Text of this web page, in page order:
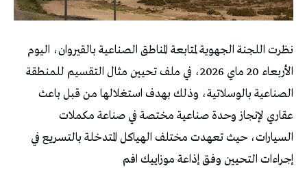
نظرت اللجنة الجهوية لمتابعة المناطق الصناعية بالقيروان، اليوم
الأربعاء 20 ماي 2026، في ملف تحيين مثال التقسيم للمنطقة
الصناعية بالوسلاتية، وذلك بهدف استغلالها من قبل باعث
عقاري لإنجاز وحدة صناعية مختصة في صناعة مكملات
السيارات، حيث تعهدت مختلف الهياكل المتدخلة بالتسريع في
إجراءات التحيين وفق إذاعة موزاييك افم